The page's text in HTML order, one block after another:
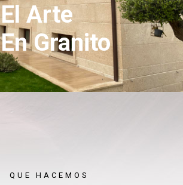
El Arte
En Granito
QUE HACEMOS